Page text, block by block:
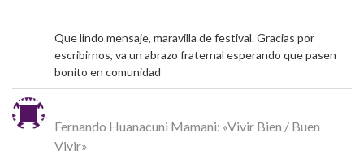
Que lindo mensaje, maravilla de festival. Gracias por
escribirnos, va un abrazo fraternal esperando que pasen
bonito en comunidad
Fernando Huanacuni Mamani: «Vivir Bien / Buen
Vivir»